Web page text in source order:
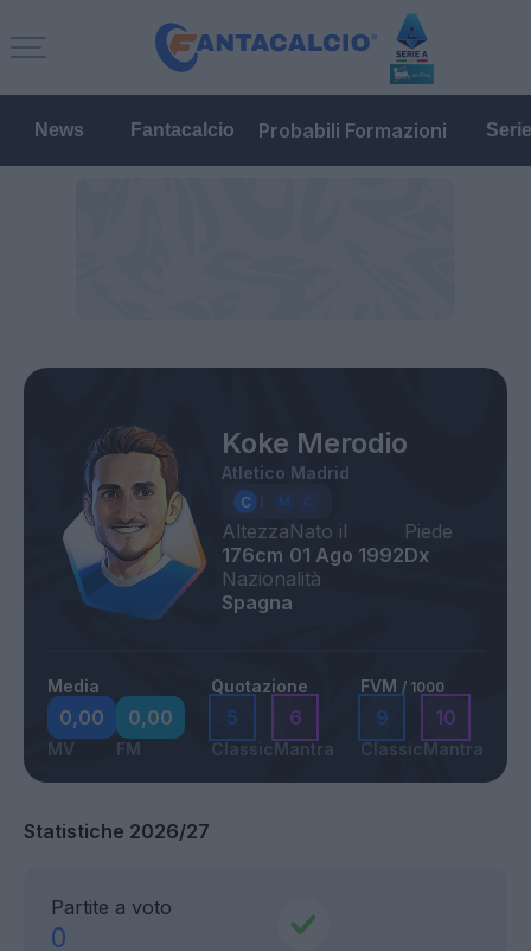
News Fantacalcio Probabili Formazioni
Koke Merodio
Atletico Madrid
Altezza
176cm
Nato il
01 Ago 1992
Piede
Dx
Nazionalità
Spagna
Media
0,00
MV
0,00
FM
Quotazione
5
Classic
6
Mantra
FVM / 1000
9
Classic
10
Mantra
Statistiche 2026/27
Partite a voto
0